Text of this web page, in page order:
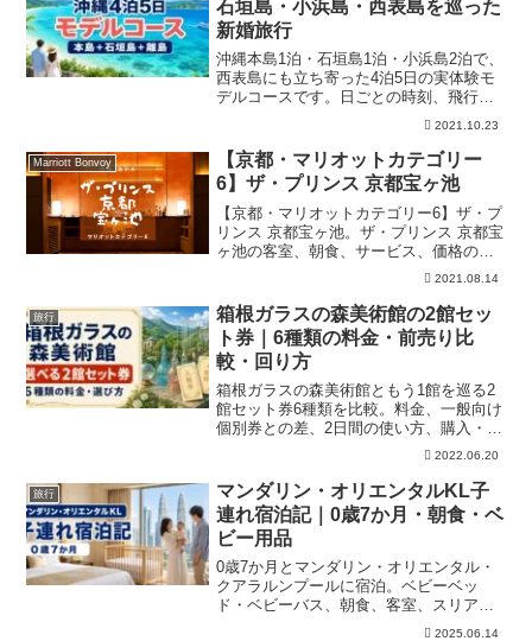
石垣島・小浜島・西表島を巡った
新婚旅行
沖縄本島1泊・石垣島1泊・小浜島2泊で、
西表島にも立ち寄った4泊5日の実体験モ
デルコースです。日ごとの時刻、飛行
機・フェリー・レンタカーの移動、宿泊
先、荷物、詰め込み型とゆったり型の違
いをまとめます。
2021.10.23
Marriott Bonvoy
【京都・マリオットカテゴリー
6】ザ・プリンス 京都宝ヶ池
【京都・マリオットカテゴリー6】ザ・プ
リンス 京都宝ヶ池。ザ・プリンス 京都宝
ヶ池の客室、朝食、サービス、価格の４
つの視点で徹底解説。さらにSPGアメッ
クスカードを利用して、無料で宿泊する
方法も解説中です！！
2021.08.14
旅行
箱根ガラスの森美術館の2館セッ
ト券｜6種類の料金・前売り比
較・回り方
箱根ガラスの森美術館ともう1館を巡る2
館セット券6種類を比較。料金、一般向け
個別券との差、2日間の使い方、購入・キ
2022.06.20
旅行
マンダリン・オリエンタルKL子
連れ宿泊記｜0歳7か月・朝食・ベ
ビー用品
0歳7か月とマンダリン・オリエンタル・
クアラルンプールに宿泊。ベビーベッ
ド・ベビーバス、朝食、客室、スリア
KLCCへの移動を実体験と公式情報で解説
2025.06.14